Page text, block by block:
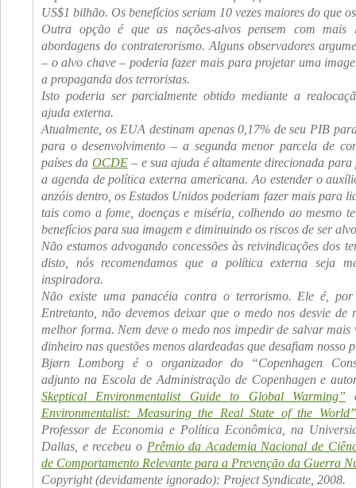
US$1 bilhão. Os benefícios seriam 10 vezes maiores do que
Outra opção é que as nações-alvos pensem com mais
abordagens do contraterorismo. Alguns observadores
– o alvo chave – poderia fazer mais para projetar uma
a propaganda dos terroristas.
Isto poderia ser parcialmente obtido mediante a
ajuda externa.
Atualmente, os EUA destinam apenas 0,17% de seu PIB
para o desenvolvimento – a segunda menor parcela de
países da OCDE– e sua ajuda é altamente direcionada para
a agenda de política externa americana. Ao estender o
anzóis dentro, os Estados Unidos poderiam fazer mais para
tais como a fome, doenças e miséria, colhendo ao mesmo
benefícios para sua imagem e diminuindo os riscos de ser
Não estamos advogando concessões às reivindicações dos
disto, nós recomendamos que a política externa seja
inspiradora.
Não existe uma panacéia contra o terrorismo. Ele é, por
Entretanto, não devemos deixar que o medo nos desvie de
melhor forma. Nem deve o medo nos impedir de salvar
dinheiro nas questões menos alardeadas que desafiam nosso
Bjørn Lomborg é o organizador do “Copenhagen
adjunto na Escola de Administração de Copenhagen e
Skeptical Environmentalist Guide to Global Warming”
Environmentalist: Measuring the Real State of the World”
Professor de Economia e Política Econômica, na
Dallas, e recebeu o Prêmio da Academia Nacional de
de Comportamento Relevante para a Prevenção da Guerra
Copyright (devidamente ignorado): Project Syndicate, 2008.